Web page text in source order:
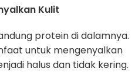
Kulit
protein di dalamnya.
untuk mengenyalkan
halus dan tidak kering.